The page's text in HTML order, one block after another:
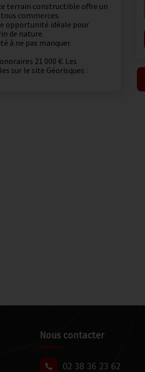
terrain constructible offre un
commerces.
opportunité idéale pour
de nature.
à ne pas manquer.
21 000 €. Les
sur le site Géorisques :
Nous contacter
02 38 36 23 62